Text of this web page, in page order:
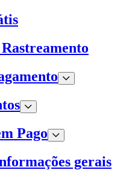
Pago
gerais